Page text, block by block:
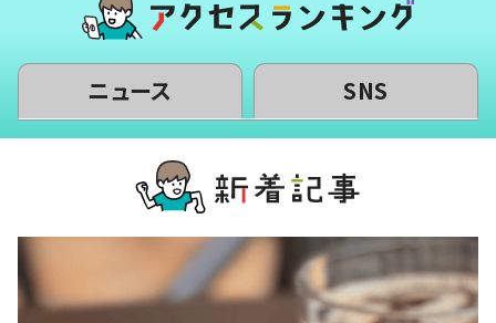
ニュース SNS